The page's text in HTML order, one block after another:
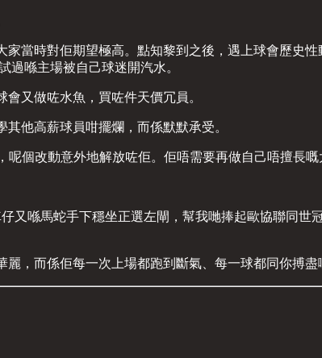
家當時對佢期望極高。點知黎到之後，遇上球會歷史
過喺主場被自己球迷開汽水。
又做咗水魚，買咗件天價冗員。
他高薪球員咁擺爛，而係默默承受。
個改動意外地解放咗佢。佢唔需要再做自己唔擅長
又喺馬蛇手下穩坐正選左閘，幫我哋捧起歐協聯同世
，而係佢每一次上場都跑到斷氣、每一球都同你搏盡